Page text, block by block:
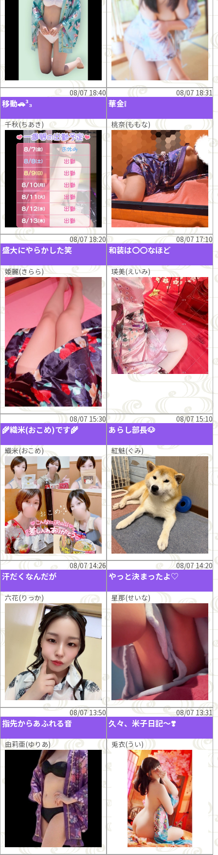
08/07 18:40
移動🚗³₃
千秋(ちあき)
08/07 18:31
華金❕
桃奈(ももな)
08/07 18:20
盛大にやらかした笑
姫麗(きらら)
08/07 17:10
和装は〇〇なほど
瑛美(えいみ)
08/07 15:30
🌾織米(おこめ)です🌾
織米(おこめ)
08/07 15:10
あらし部長🐶
紅魅(ぐみ)
08/07 14:26
汗だくなんだが
六花(りっか)
08/07 14:20
やっと決まったよ♡
星那(せいな)
08/07 13:50
指先からあふれる音
由莉亜(ゆりあ)
08/07 13:31
久々、米子日記～❣️
兎衣(うい)